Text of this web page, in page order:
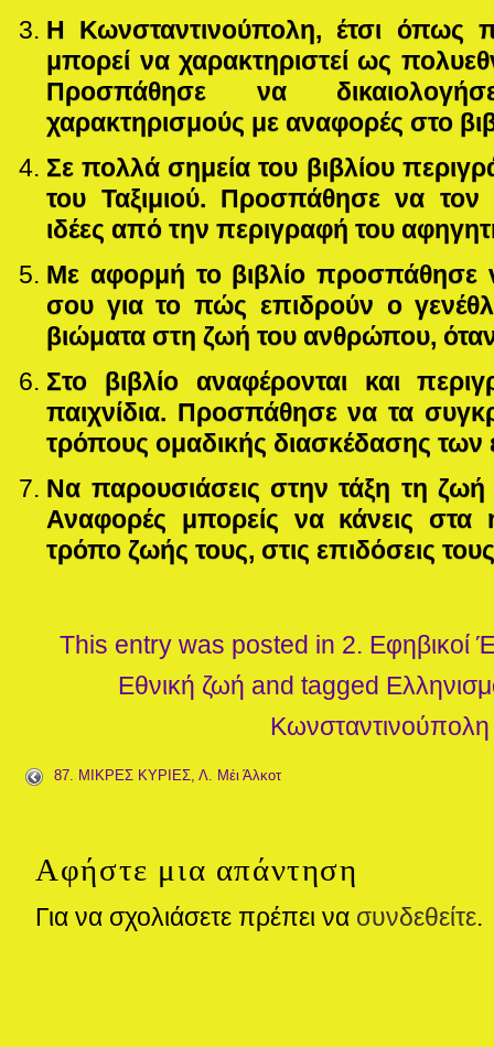
Η Κωνσταντινούπολη, έτσι όπως
μπορεί να χαρακτηριστεί ως
Προσπάθησε να
χαρακτηρισμούς με αναφορές στο
Σε πολλά σημεία του βιβλίου
του Ταξιμιού. Προσπάθησε να τον
ιδέες από την περιγραφή του
Με αφορμή το βιβλίο προσπάθησε
σου για το πώς επιδρούν ο
βιώματα στη ζωή του ανθρώπου, όταν
Στο βιβλίο αναφέρονται και
παιχνίδια. Προσπάθησε να τα
τρόπους ομαδικής διασκέδασης
Να παρουσιάσεις στην τάξη τη
Αναφορές μπορείς να κάνεις στα
τρόπο ζωής τους, στις επιδόσεις
This entry was posted in 2. Εφηβικοί
Εθνική ζωή and tagged
Κωνσταντινούπολη
87. ΜΙΚΡΕΣ ΚΥΡΙΕΣ, Λ. Μέι Άλκοτ
Αφήστε μια απάντηση
Για να σχολιάσετε πρέπει να συνδεθείτε.